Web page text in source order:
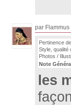
par Flammus
Pertinence
Style, qualité
Photos /
Note
les